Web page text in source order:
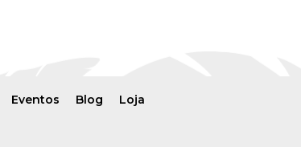
Eventos Blog Loja